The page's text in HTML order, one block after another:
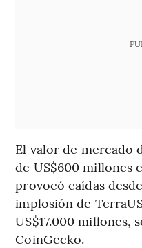
El valor de mercado
de US$600 millones
provocó caídas
implosión de
US$17.000 millones,
CoinGecko.